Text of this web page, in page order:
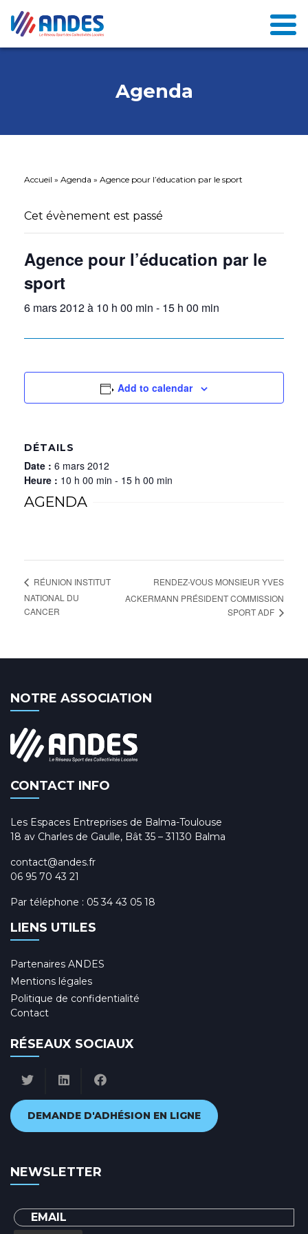
Agenda
Accueil » Agenda » Agence pour l’éducation par le sport
Cet évènement est passé
Agence pour l’éducation par le
sport
6 mars 2012 à 10 h 00 min - 15 h 00 min
Add to calendar
DÉTAILS
Date : 6 mars 2012
Heure : 10 h 00 min - 15 h 00 min
AGENDA
RÉUNION INSTITUT
NATIONAL DU
CANCER
RENDEZ-VOUS MONSIEUR YVES
ACKERMANN PRÉSIDENT COMMISSION
SPORT ADF
NOTRE ASSOCIATION
CONTACT INFO
Les Espaces Entreprises de Balma-Toulouse
18 av Charles de Gaulle, Bât 35 – 31130 Balma
contact@andes.fr
06 95 70 43 21
Par téléphone : 05 34 43 05 18
LIENS UTILES
Partenaires ANDES
Mentions légales
Politique de confidentialité
Contact
RÉSEAUX SOCIAUX
DEMANDE D'ADHÉSION EN LIGNE
NEWSLETTER